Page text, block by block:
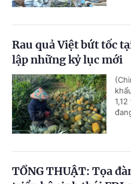
Rau quả Việt bứt tốc
lập những kỷ lục mới
TỔNG THUẬT: Tọa